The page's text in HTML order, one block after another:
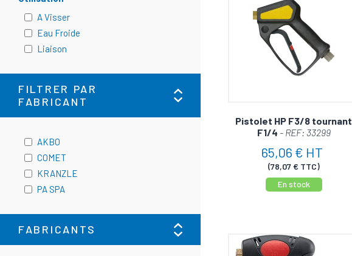
A Visser
Eau Froide
Liaison
FILTRER PAR
FABRICANT
AKBO
COMET
KRANZLE
PA SPA
FABRICANTS
Pistolet HP F3/8 tournant
F1/4 - REF: 33299
65,06 € HT
(78,07 € TTC)
En stock